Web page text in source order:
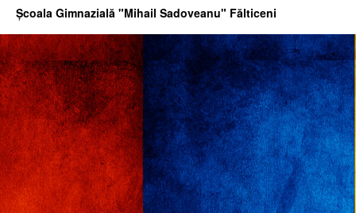
Şcoala Gimnazială "Mihail Sadoveanu" Fălticeni